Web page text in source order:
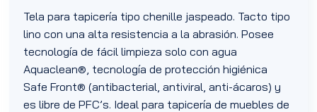
Tela para tapicería tipo chenille jaspeado. Tacto tipo
lino con una alta resistencia a la abrasión. Posee
tecnología de fácil limpieza solo con agua
Aquaclean®, tecnología de protección higiénica
Safe Front® (antibacterial, antiviral, anti-ácaros) y
es libre de PFC’s. Ideal para tapicería de muebles de